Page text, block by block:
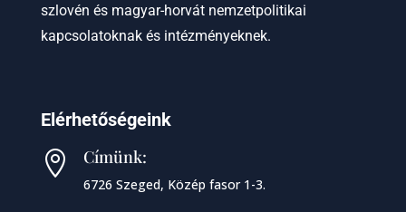
szlovén és magyar-horvát nemzetpolitikai
kapcsolatoknak és intézményeknek.
Elérhetőségeink
 Címünk:
6726 Szeged, Közép fasor 1-3.